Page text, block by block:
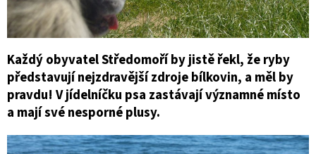
Každý obyvatel Středomoří by jistě řekl, že ryby
představují nejzdravější zdroje bílkovin, a měl by
pravdu! V jídelníčku psa zastávají významné místo
a mají své nesporné plusy.